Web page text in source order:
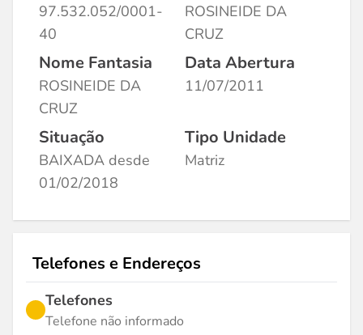
97.532.052/0001-
40
ROSINEIDE DA
CRUZ
Nome Fantasia
ROSINEIDE DA
CRUZ
Data Abertura
11/07/2011
Situação
BAIXADA desde
01/02/2018
Tipo Unidade
Matriz
Telefones e Endereços
Telefones
Telefone não informado